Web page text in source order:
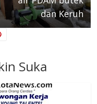
dan Keruh
Suka